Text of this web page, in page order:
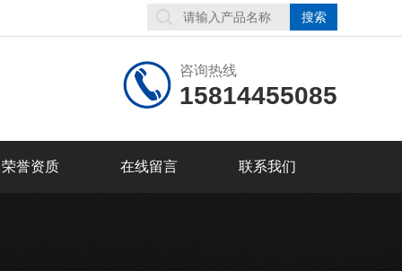
咨询热线
15814455085
荣誉资质 在线留言 联系我们